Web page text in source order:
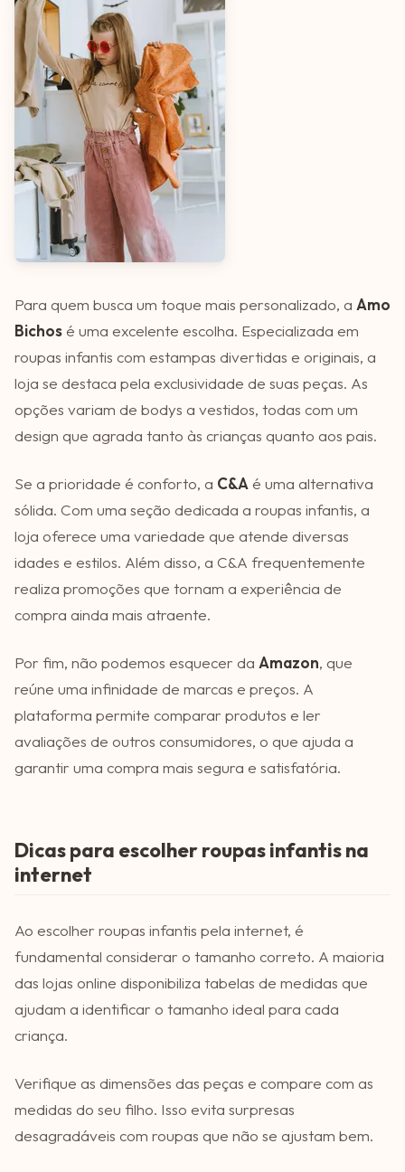
Para quem busca um toque mais personalizado, a Amo
Bichos é uma excelente escolha. Especializada em
roupas infantis com estampas divertidas e originais, a
loja se destaca pela exclusividade de suas peças. As
opções variam de bodys a vestidos, todas com um
design que agrada tanto às crianças quanto aos pais.
Se a prioridade é conforto, a C&A é uma alternativa
sólida. Com uma seção dedicada a roupas infantis, a
loja oferece uma variedade que atende diversas
idades e estilos. Além disso, a C&A frequentemente
realiza promoções que tornam a experiência de
compra ainda mais atraente.
Por fim, não podemos esquecer da Amazon, que
reúne uma infinidade de marcas e preços. A
plataforma permite comparar produtos e ler
avaliações de outros consumidores, o que ajuda a
garantir uma compra mais segura e satisfatória.
Dicas para escolher roupas infantis na
internet
Ao escolher roupas infantis pela internet, é
fundamental considerar o tamanho correto. A maioria
das lojas online disponibiliza tabelas de medidas que
ajudam a identificar o tamanho ideal para cada
criança.
Verifique as dimensões das peças e compare com as
medidas do seu filho. Isso evita surpresas
desagradáveis com roupas que não se ajustam bem.